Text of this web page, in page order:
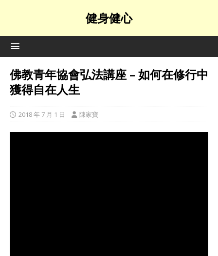
健身健心
佛教青年協會弘法講座 – 如何在修行中
獲得自在人生
2018 年 7 月 1 日 陳家寶